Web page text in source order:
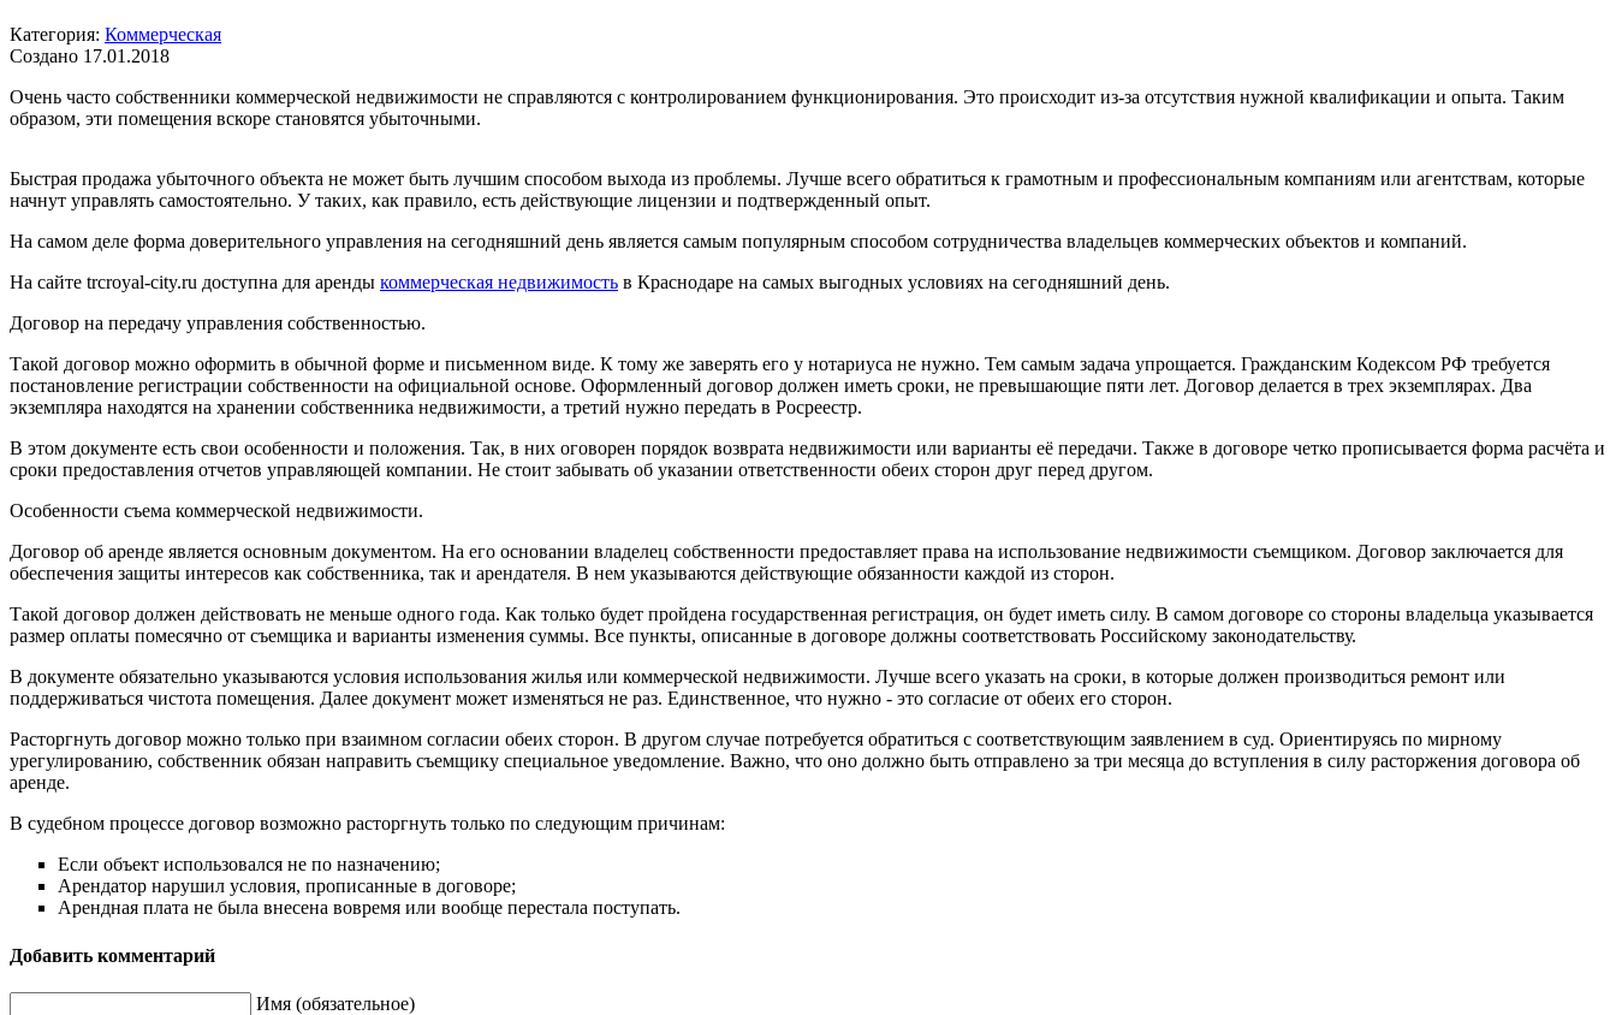
Категория: Коммерческая
Создано 17.01.2018
Очень часто собственники коммерческой недвижимости не справляются с контролированием функционирования. Это происходит из-за отсутствия нужной квалификации и опыта. Таким
образом, эти помещения вскоре становятся убыточными.
Быстрая продажа убыточного объекта не может быть лучшим способом выхода из проблемы. Лучше всего обратиться к грамотным и профессиональным компаниям или агентствам, которые
начнут управлять самостоятельно. У таких, как правило, есть действующие лицензии и подтвержденный опыт.
На самом деле форма доверительного управления на сегодняшний день является самым популярным способом сотрудничества владельцев коммерческих объектов и компаний.
На сайте trcroyal-city.ru доступна для аренды коммерческая недвижимость в Краснодаре на самых выгодных условиях на сегодняшний день.
Договор на передачу управления собственностью.
Такой договор можно оформить в обычной форме и письменном виде. К тому же заверять его у нотариуса не нужно. Тем самым задача упрощается. Гражданским Кодексом РФ требуется
постановление регистрации собственности на официальной основе. Оформленный договор должен иметь сроки, не превышающие пяти лет. Договор делается в трех экземплярах. Два
экземпляра находятся на хранении собственника недвижимости, а третий нужно передать в Росреестр.
В этом документе есть свои особенности и положения. Так, в них оговорен порядок возврата недвижимости или варианты её передачи. Также в договоре четко прописывается форма расчёта и
сроки предоставления отчетов управляющей компании. Не стоит забывать об указании ответственности обеих сторон друг перед другом.
Особенности съема коммерческой недвижимости.
Договор об аренде является основным документом. На его основании владелец собственности предоставляет права на использование недвижимости съемщиком. Договор заключается для
обеспечения защиты интересов как собственника, так и арендателя. В нем указываются действующие обязанности каждой из сторон.
Такой договор должен действовать не меньше одного года. Как только будет пройдена государственная регистрация, он будет иметь силу. В самом договоре со стороны владельца указывается
размер оплаты помесячно от съемщика и варианты изменения суммы. Все пункты, описанные в договоре должны соответствовать Российскому законодательству.
В документе обязательно указываются условия использования жилья или коммерческой недвижимости. Лучше всего указать на сроки, в которые должен производиться ремонт или
поддерживаться чистота помещения. Далее документ может изменяться не раз. Единственное, что нужно - это согласие от обеих его сторон.
Расторгнуть договор можно только при взаимном согласии обеих сторон. В другом случае потребуется обратиться с соответствующим заявлением в суд. Ориентируясь по мирному
урегулированию, собственник обязан направить съемщику специальное уведомление. Важно, что оно должно быть отправлено за три месяца до вступления в силу расторжения договора об
аренде.
В судебном процессе договор возможно расторгнуть только по следующим причинам:
Если объект использовался не по назначению;
Арендатор нарушил условия, прописанные в договоре;
Арендная плата не была внесена вовремя или вообще перестала поступать.
Добавить комментарий
Имя (обязательное)